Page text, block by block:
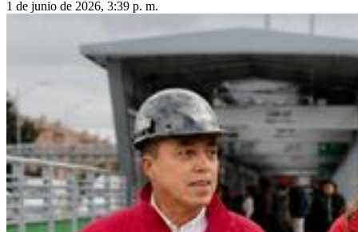
1 de junio de 2026, 3:39 p. m.